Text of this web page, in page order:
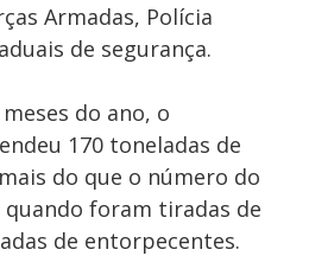
Armadas, Polícia
de segurança.
do ano, o
170 toneladas de
do que o número do
foram tiradas de
de entorpecentes.